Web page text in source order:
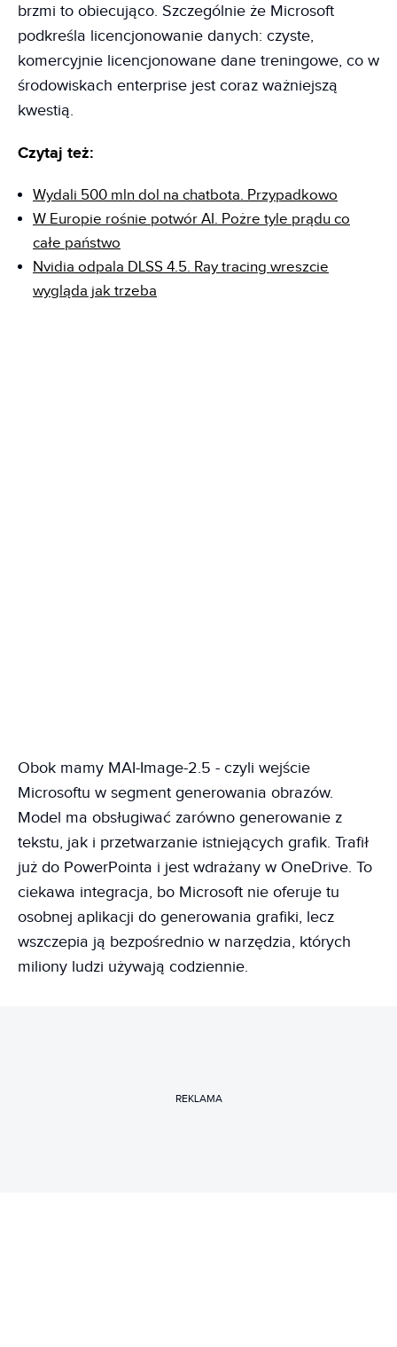
brzmi to obiecująco. Szczególnie że Microsoft
podkreśla licencjonowanie danych: czyste,
komercyjnie licencjonowane dane treningowe, co w
środowiskach enterprise jest coraz ważniejszą
kwestią.
Czytaj też:
Wydali 500 mln dol na chatbota. Przypadkowo
W Europie rośnie potwór AI. Pożre tyle prądu co
całe państwo
Nvidia odpala DLSS 4.5. Ray tracing wreszcie
wygląda jak trzeba
Obok mamy MAI-Image-2.5 - czyli wejście
Microsoftu w segment generowania obrazów.
Model ma obsługiwać zarówno generowanie z
tekstu, jak i przetwarzanie istniejących grafik. Trafił
już do PowerPointa i jest wdrażany w OneDrive. To
ciekawa integracja, bo Microsoft nie oferuje tu
osobnej aplikacji do generowania grafiki, lecz
wszczepia ją bezpośrednio w narzędzia, których
miliony ludzi używają codziennie.
REKLAMA